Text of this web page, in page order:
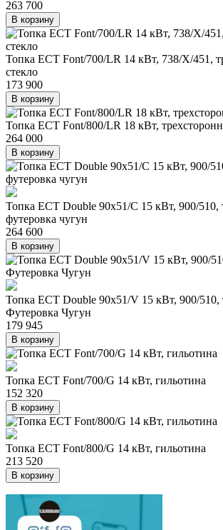
263 700
В корзину
Топка ECT Font/700/LR 14 кВт, 738/X/451,
стекло
173 900
В корзину
Топка ECT Font/800/LR 18 кВт,
264 000
В корзину
Топка ECT Double 90x51/C 15 кВт, 900/510,
футеровка чугун
264 600
В корзину
Топка ECT Double 90x51/V 15 кВт, 900/510,
Футеровка Чугун
179 945
В корзину
Топка ECT Font/700/G 14 кВт, гильотина
152 320
В корзину
Топка ECT Font/800/G 14 кВт, гильотина
213 520
В корзину